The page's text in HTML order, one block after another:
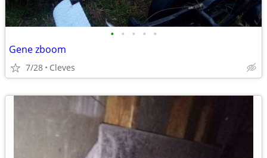
• • • • •
Gene zboom
7/28 Cleves